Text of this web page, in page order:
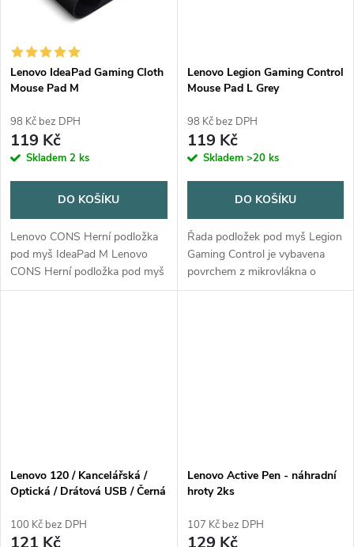
Lenovo IdeaPad Gaming Cloth
Mouse Pad M
98 Kč bez DPH
119 Kč
Skladem 2 ks
DO KOŠÍKU
Lenovo CONS Herní podložka
pod myš IdeaPad M Lenovo
CONS Herní podložka pod myš
IdeaPad M má voděodolný
Lenovo Legion Gaming Control
Mouse Pad L Grey
98 Kč bez DPH
119 Kč
Skladem >20 ks
DO KOŠÍKU
Řada podložek pod myš Legion
Gaming Control je vybavena
povrchem z mikrovlákna o
vysoké hustotě
Lenovo 120 / Kancelářská /
Optická / Drátová USB / Černá
100 Kč bez DPH
Lenovo Active Pen - náhradní
hroty 2ks
107 Kč bez DPH